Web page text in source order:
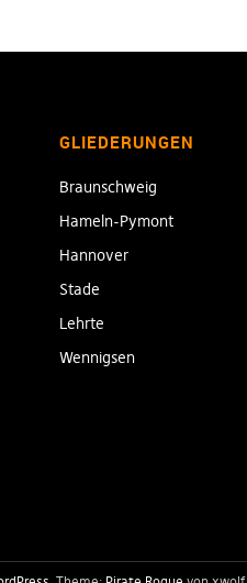
GLIEDERUNGEN
Braunschweig
Hameln-Pymont
Hannover
Stade
Lehrte
Wennigsen